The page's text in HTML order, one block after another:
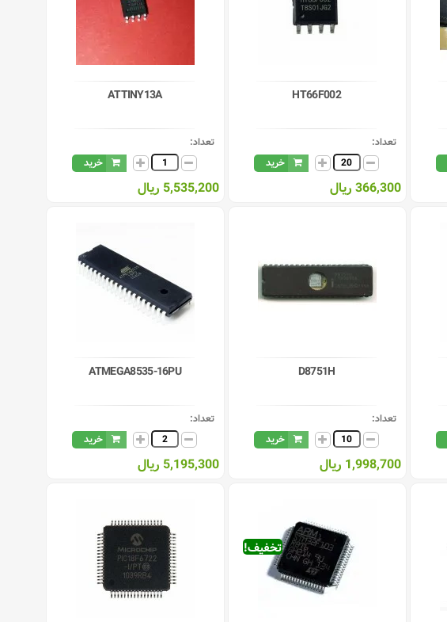
HT66F002
تعداد:
خرید
366,300 ریال
ATTINY13A
تعداد:
خرید
5,535,200 ریال
D8751H
تعداد:
خرید
1,998,700 ریال
ATMEGA8535-16PU
تعداد:
خرید
5,195,300 ریال
تخفیف!